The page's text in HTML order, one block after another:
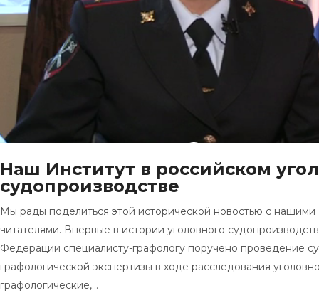
Наш Институт в российском
судопроизводстве
Мы рады поделиться этой исторической новостью с нашими
читателями. Впервые в истории уголовного
Федерации специалисту-графологу поручено проведение
графологической экспертизы в ходе расследования
графологические,…